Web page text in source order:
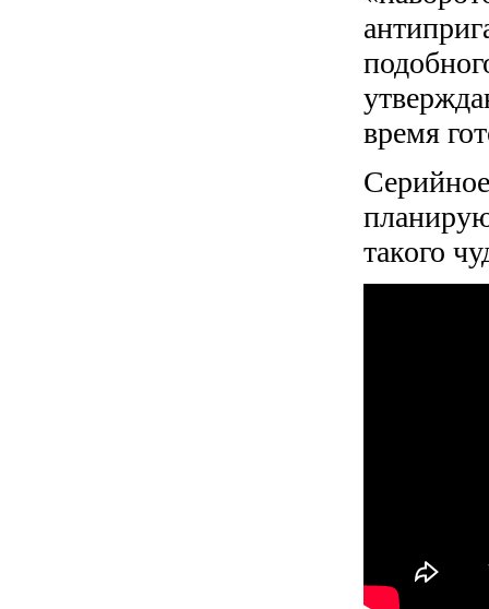
время
такого